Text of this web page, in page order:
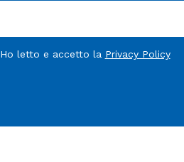
Ho letto e accetto la Privacy Policy